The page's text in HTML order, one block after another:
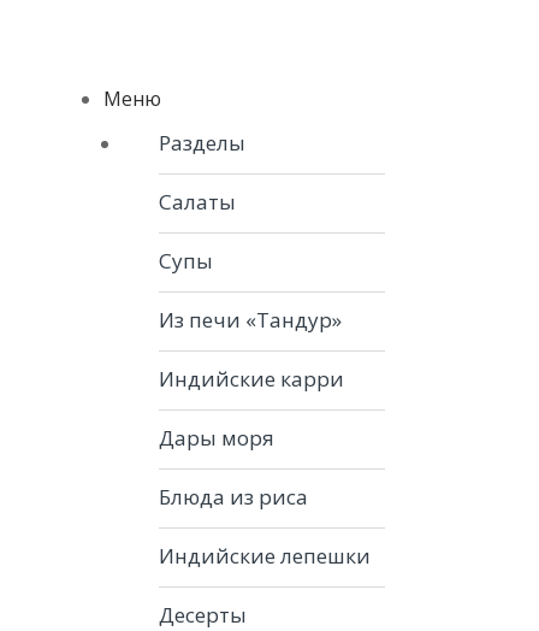
Меню
Разделы
Салаты
Супы
Из печи «Тандур»
Индийские карри
Дары моря
Блюда из риса
Индийские лепешки
Десерты